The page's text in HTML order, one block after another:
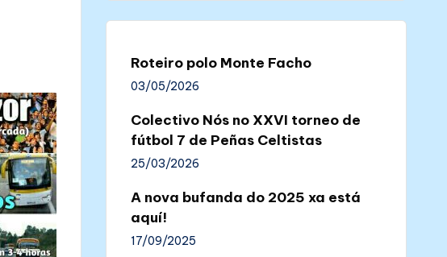
Roteiro polo Monte Facho
03/05/2026
Colectivo Nós no XXVI torneo de
fútbol 7 de Peñas Celtistas
25/03/2026
A nova bufanda do 2025 xa está
aquí!
17/09/2025